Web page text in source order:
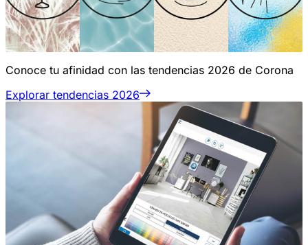
Conoce tu afinidad con las tendencias 2026 de Corona
Explorar tendencias 2026